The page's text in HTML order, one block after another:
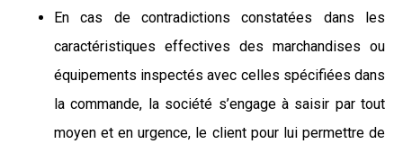
En cas de contradictions constatées dans les
caractéristiques effectives des marchandises ou
équipements inspectés avec celles spécifiées dans
la commande, la société s’engage à saisir par tout
moyen et en urgence, le client pour lui permettre de